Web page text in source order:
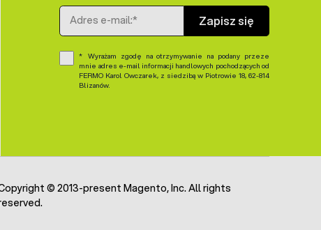
Adres e-mail
Zapisz się
Wyrażam zgodę na otrzymywanie na podany przeze
mnie adres e-mail informacji handlowych pochodzących od
FERMO Karol Owczarek, z siedzibą w Piotrowie 18, 62-814
Blizanów.
© 2013-present Magento, Inc. All rights